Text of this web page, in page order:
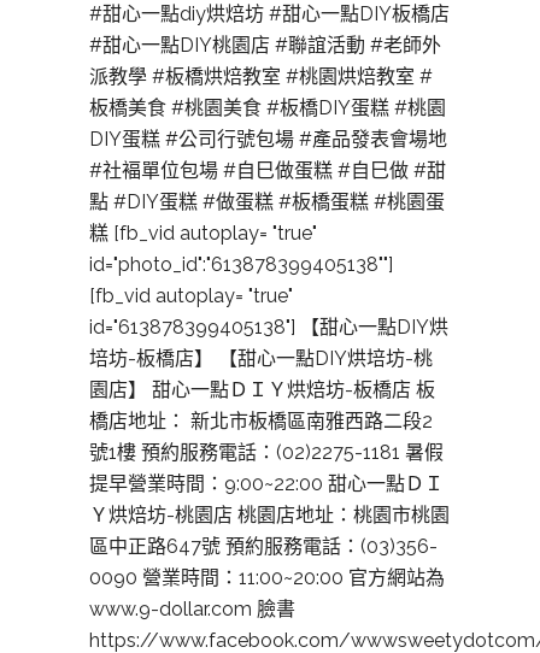
#甜心一點diy烘焙坊 #甜心一點DIY板橋店
#甜心一點DIY桃園店 #聯誼活動 #老師外
派教學 #板橋烘焙教室 #桃園烘焙教室 #
板橋美食 #桃園美食 #板橋DIY蛋糕 #桃園
DIY蛋糕 #公司行號包場 #產品發表會場地
#社褔單位包場 #自巳做蛋糕 #自巳做 #甜
點 #DIY蛋糕 #做蛋糕 #板橋蛋糕 #桃園蛋
糕 [fb_vid autoplay= "true"
id="photo_id":"613878399405138""]
[fb_vid autoplay= "true"
id="613878399405138"] 【甜心一點DIY烘
培坊-板橋店】 【甜心一點DIY烘培坊-桃
園店】 甜心一點ＤＩＹ烘焙坊-板橋店 板
橋店地址： 新北市板橋區南雅西路二段2
號1樓 預約服務電話：(02)2275-1181 暑假
提早營業時間：9:00~22:00 甜心一點ＤＩ
Ｙ烘焙坊-桃園店 桃園店地址：桃園市桃園
區中正路647號 預約服務電話：(03)356-
0090 營業時間：11:00~20:00 官方網站為
www.9-dollar.com 臉書
https://www.facebook.com/